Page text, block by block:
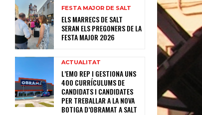
FESTA MAJOR DE SALT
ELS MARRECS DE SALT
SERAN ELS PREGONERS DE LA
FESTA MAJOR 2026
ACTUALITAT
L’EMO REP I GESTIONA UNS
400 CURRÍCULUMS DE
CANDIDATS I CANDIDATES
PER TREBALLAR A LA NOVA
BOTIGA D’OBRAMAT A SALT